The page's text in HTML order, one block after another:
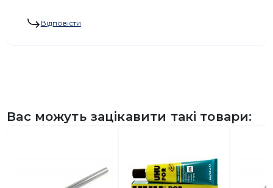
Відповісти
Вас можуть зацікавити такі товари: